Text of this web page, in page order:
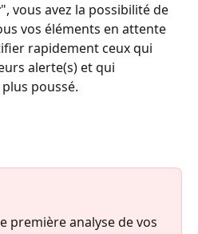
", vous avez la possibilité de
vos éléments en attente
rapidement ceux qui
alerte(s) et qui
poussé.
première analyse de vos